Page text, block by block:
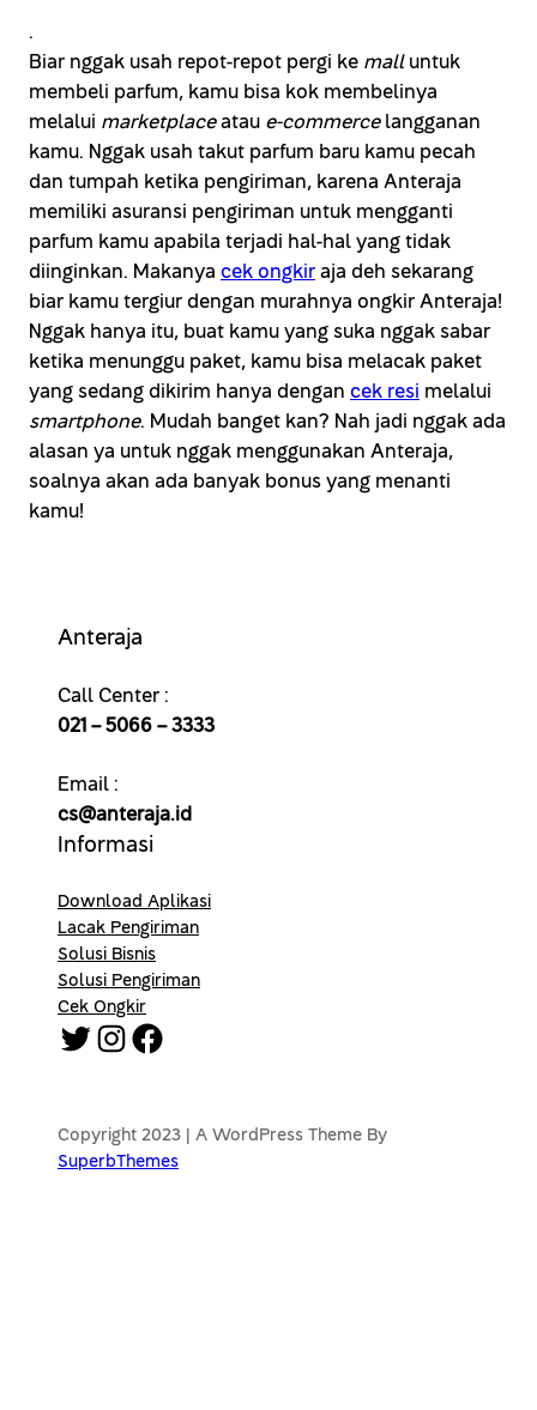
.
Biar nggak usah repot-repot pergi ke malluntuk
membeli parfum, kamu bisa kok membelinya
melalui marketplaceatau e-commerce langganan
kamu. Nggak usah takut parfum baru kamu pecah
dan tumpah ketika pengiriman, karena Anteraja
memiliki asuransi pengiriman untuk mengganti
parfum kamu apabila terjadi hal-hal yang tidak
diinginkan. Makanya cek ongkir aja deh sekarang
biar kamu tergiur dengan murahnya ongkir Anteraja!
Nggak hanya itu, buat kamu yang suka nggak sabar
ketika menunggu paket, kamu bisa melacak paket
yang sedang dikirim hanya dengan cek resi melalui
smartphone. Mudah banget kan? Nah jadi nggak ada
alasan ya untuk nggak menggunakan Anteraja,
soalnya akan ada banyak bonus yang menanti
kamu!
Anteraja
Call Center :
021 – 5066 – 3333
Email :
cs@anteraja.id
Informasi
Download Aplikasi
Lacak Pengiriman
Solusi Bisnis
Solusi Pengiriman
Cek Ongkir
Twitter Instagram Facebook
Copyright 2023 | A WordPress Theme By
SuperbThemes